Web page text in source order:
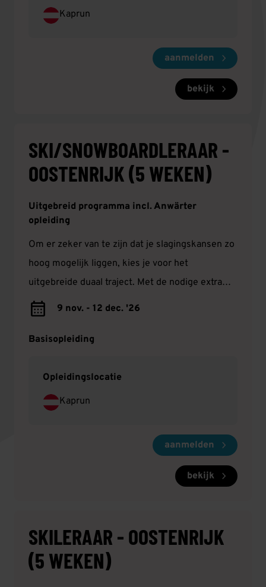
Kaprun
aanmelden
bekijk
SKI/SNOWBOARDLERAAR -
OOSTENRIJK (5 WEKEN)
Uitgebreid programma incl. Anwärter
opleiding
Om er zeker van te zijn dat je slagingskansen zo
hoog mogelijk liggen, kies je voor het
uitgebreide duaal traject. Met de nodige extra
training sta jij straks zelfverzekerd op je ski's én
met de officiële 16-daagse Anwärter opleiding.
9 nov. - 12 dec. '26
Basisopleiding
Opleidingslocatie
Kaprun
aanmelden
bekijk
SKILERAAR - OOSTENRIJK
(5 WEKEN)